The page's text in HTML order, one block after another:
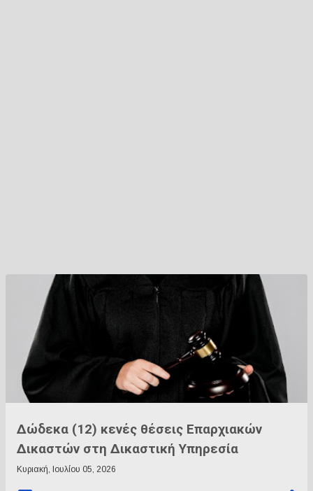
Δώδεκα (12) κενές θέσεις Επαρχιακών
Δικαστών στη Δικαστική Υπηρεσία
Κυριακή, Ιουλίου 05, 2026